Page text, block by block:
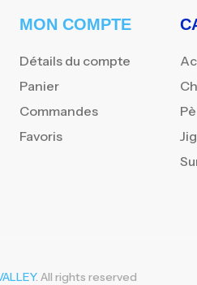
MON COMPTE
Détails du compte
Panier
Commandes
Favoris
. All rights reserved